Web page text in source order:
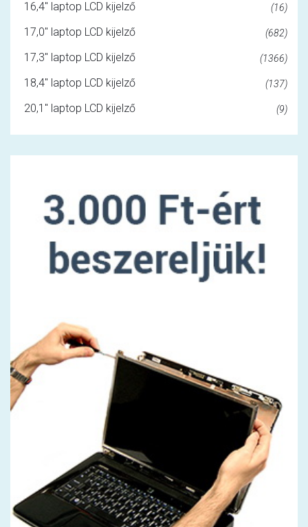
16,4" laptop LCD kijelző (16)
17,0" laptop LCD kijelző (682)
17,3" laptop LCD kijelző (1366)
18,4" laptop LCD kijelző (137)
20,1" laptop LCD kijelző (9)